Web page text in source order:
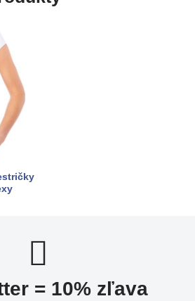
= 10% zľava